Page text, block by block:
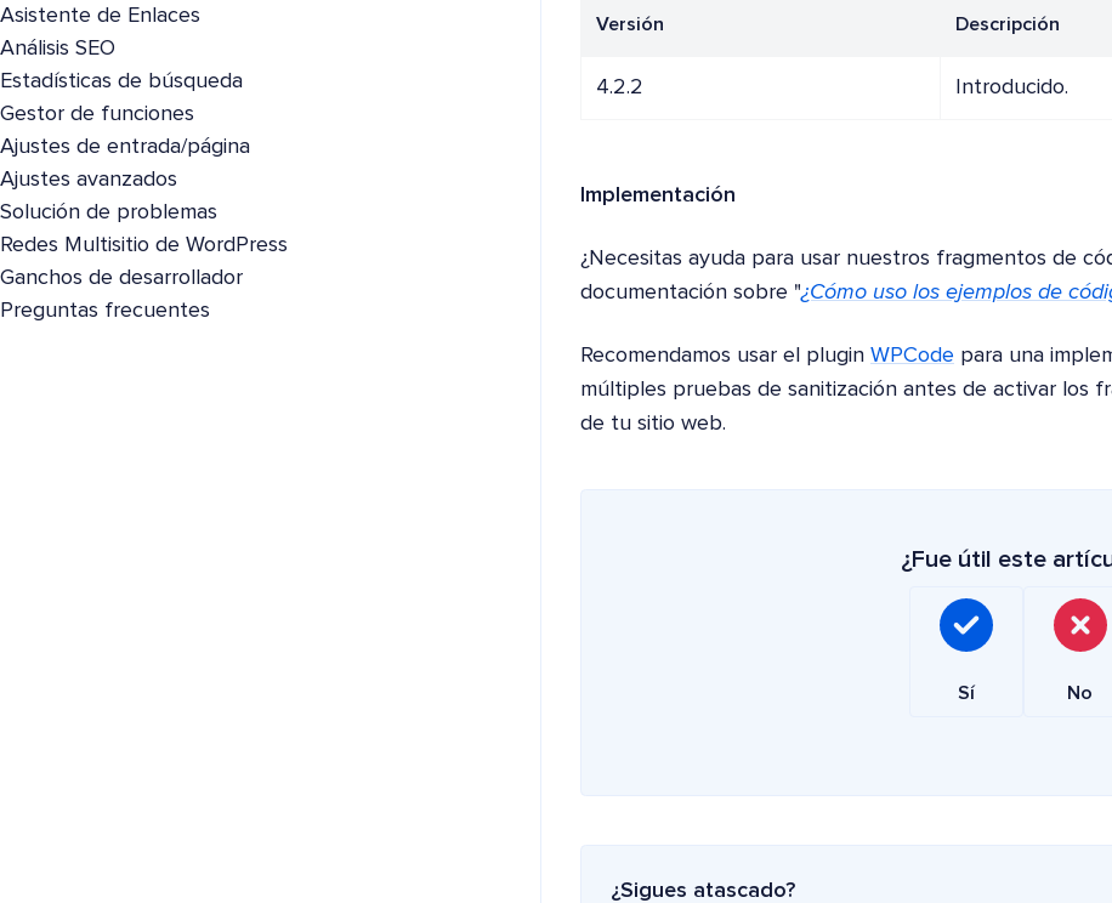
Versión Descripción
4.2.2 Introducido.
Implementación
¿Necesitas ayuda para usar nuestros fragmentos de
documentación sobre "¿Cómo uso los ejemplos de
Recomendamos usar el plugin WPCode para una
múltiples pruebas de sanitización antes de activar los
de tu sitio web.
¿Fue útil este
Sí No
¿Sigues atascado?
Asistente de Enlaces
Análisis SEO
Estadísticas de búsqueda
Gestor de funciones
Ajustes de entrada/página
Ajustes avanzados
Solución de problemas
Redes Multisitio de WordPress
Ganchos de desarrollador
Preguntas frecuentes